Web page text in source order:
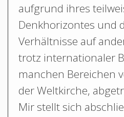
aufgrund ihres
Denkhorizontes und
Verhältnisse auf
trotz internationaler
manchen Bereichen
der Weltkirche,
Mir stellt sich